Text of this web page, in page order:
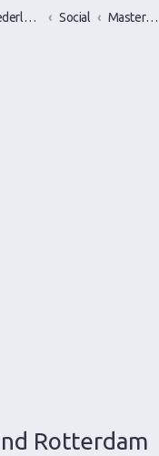
Nederlands grootste Dutch Attraction, Lifestyle, Vrouwen versieren en Pick-Up (PUA) Forum Social Mastermindgroepen
Rotterdam